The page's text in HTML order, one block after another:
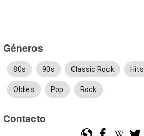
Géneros
80s 90s Classic Rock Hits
Oldies Pop Rock
Contacto